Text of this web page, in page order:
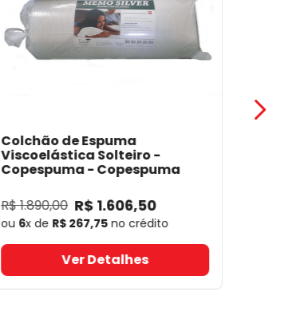
Colchão de Espuma
Viscoelástica Solteiro -
Copespuma- Copespuma
R$1.890,00 R$ 1.606,50
ou 6x de R$ 267,75 no crédito
Ver Detalhes